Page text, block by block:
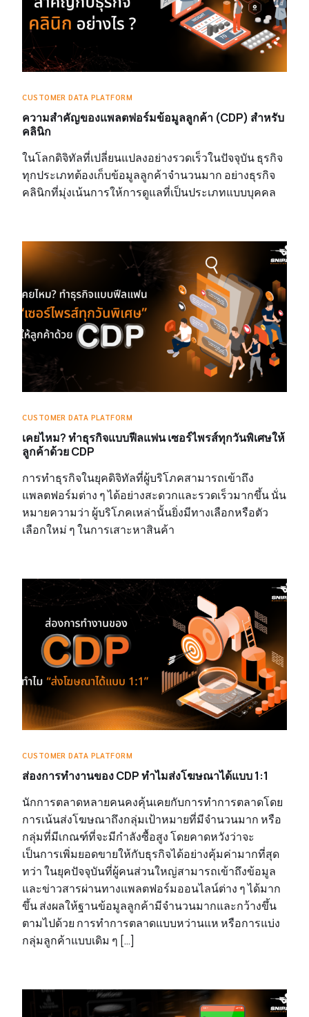
CUSTOMER DATA PLATFORM
ความสำคัญของแพลตฟอร์มข้อมูลลูกค้า (CDP) สำหรับ
คลินิก
ในโลกดิจิทัลที่เปลี่ยนแปลงอย่างรวดเร็วในปัจจุบัน ธุรกิจ
ทุกประเภทต้องเก็บข้อมูลลูกค้าจำนวนมาก อย่างธุรกิจ
คลินิกที่มุ่งเน้นการให้การดูแลที่เป็นประเภทแบบบุคคล
CUSTOMER DATA PLATFORM
เคยไหม? ทำธุรกิจแบบฟีลแฟน เซอร์ไพรส์ทุกวันพิเศษให้
ลูกค้าด้วย CDP
การทำธุรกิจในยุคดิจิทัลที่ผู้บริโภคสามารถเข้าถึง
แพลตฟอร์มต่าง ๆ ได้อย่างสะดวกและรวดเร็วมากขึ้น นั่น
หมายความว่า ผู้บริโภคเหล่านั้นยิ่งมีทางเลือกหรือตัว
เลือกใหม่ ๆ ในการเสาะหาสินค้า
CUSTOMER DATA PLATFORM
ส่องการทำงานของ CDP ทำไมส่งโฆษณาได้แบบ 1:1
นักการตลาดหลายคนคงคุ้นเคยกับการทำการตลาดโดย
การเน้นส่งโฆษณาถึงกลุ่มเป้าหมายที่มีจำนวนมาก หรือ
กลุ่มที่มีเกณฑ์ที่จะมีกำลังซื้อสูง โดยคาดหวังว่าจะ
เป็นการเพิ่มยอดขายให้กับธุรกิจได้อย่างคุ้มค่ามากที่สุด
ทว่า ในยุคปัจจุบันที่ผู้คนส่วนใหญ่สามารถเข้าถึงข้อมูล
และข่าวสารผ่านทางแพลตฟอร์มออนไลน์ต่าง ๆ ได้มาก
ขึ้น ส่งผลให้ฐานข้อมูลลูกค้ามีจำนวนมากและกว้างขึ้น
ตามไปด้วย การทำการตลาดแบบหว่านแห หรือการแบ่ง
กลุ่มลูกค้าแบบเดิม ๆ […]